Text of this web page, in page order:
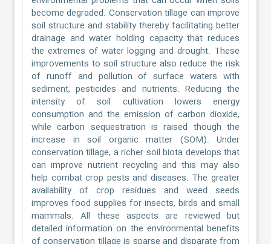
become degraded. Conservation tillage can improve
soil structure and stability thereby facilitating better
drainage and water holding capacity that reduces
the extremes of water logging and drought. These
improvements to soil structure also reduce the risk
of runoff and pollution of surface waters with
sediment, pesticides and nutrients. Reducing the
intensity of soil cultivation lowers energy
consumption and the emission of carbon dioxide,
while carbon sequestration is raised though the
increase in soil organic matter (SOM). Under
conservation tillage, a richer soil biota develops that
can improve nutrient recycling and this may also
help combat crop pests and diseases. The greater
availability of crop residues and weed seeds
improves food supplies for insects, birds and small
mammals. All these aspects are reviewed but
detailed information on the environmental benefits